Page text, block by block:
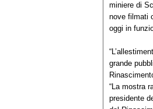
miniere di
nove filmati
oggi in
grande
“La mostra
presidente